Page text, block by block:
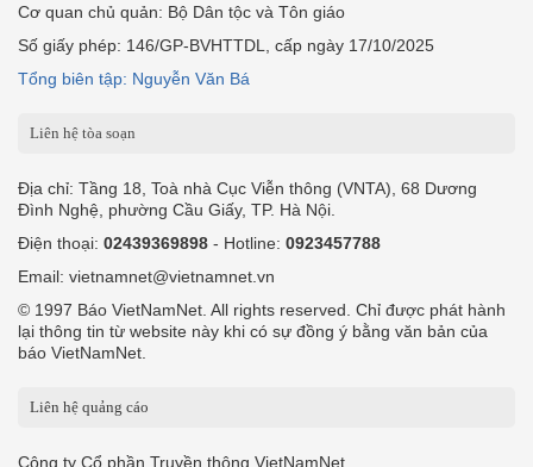
Cơ quan chủ quản: Bộ Dân tộc và Tôn giáo
Số giấy phép: 146/GP-BVHTTDL, cấp ngày 17/10/2025
Tổng biên tập: Nguyễn Văn Bá
Liên hệ tòa soạn
Địa chỉ: Tầng 18, Toà nhà Cục Viễn thông (VNTA), 68 Dương
Đình Nghệ, phường Cầu Giấy, TP. Hà Nội.
Điện thoại: 02439369898 - Hotline: 0923457788
Email: vietnamnet@vietnamnet.vn
© 1997 Báo VietNamNet. All rights reserved. Chỉ được phát hành
lại thông tin từ website này khi có sự đồng ý bằng văn bản của
báo VietNamNet.
Liên hệ quảng cáo
Công ty Cổ phần Truyền thông VietNamNet